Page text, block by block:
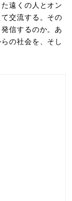
遠くの人とオン
交流する。その
信するのか。あ
の社会を、そし